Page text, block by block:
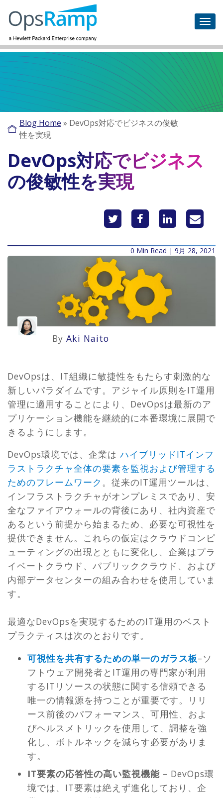
Blog Home » DevOps対応でビジネスの俊敏
性を実現
DevOps対応でビジネス
の俊敏性を実現
0 Min Read | 9月 28, 2021
By Aki Naito
DevOpsは、IT組織に敏捷性をもたらす刺激的な
新しいパラダイムです。アジャイル原則をIT運用
管理に適用することにより、DevOpsは最新のア
プリケーション機能を継続的に本番環境に展開で
きるようにします。
DevOps環境では、企業は ハイブリッドITインフ
ラストラクチャ全体の要素を監視および管理する
ためのフレームワーク 。従来のIT運用ツールは、
インフラストラクチャがオンプレミスであり、安
全なファイアウォールの背後にあり、社内資産で
あるという前提から始まるため、必要な可視性を
提供できません。これらの仮定はクラウドコンピ
ューティングの出現とともに変化し、企業はプラ
イベートクラウド、パブリッククラウド、および
内部データセンターの組み合わせを使用していま
す。
最適なDevOpsを実現するためのIT運用のベスト
プラクティスは次のとおりです。
可視性を共有するための単一のガラス板–ソ
フトウェア開発者とIT運用の専門家が利用
するITリソースの状態に関する信頼できる
唯一の情報源を持つことが重要です。リリ
ース前後のパフォーマンス、可用性、およ
びヘルスメトリックを使用して、調整を強
化し、ボトルネックを減らす必要がありま
す。
IT要素の応答性の高い監視機能 – DevOps環
境では、IT要素は絶えず進化しており、企